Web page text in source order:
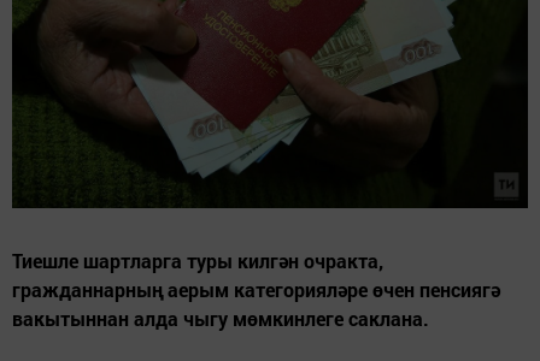
Тиешле шартларга туры килгән очракта,
гражданнарның аерым категорияләре өчен пенсиягә
вакытыннан алда чыгу мөмкинлеге саклана.